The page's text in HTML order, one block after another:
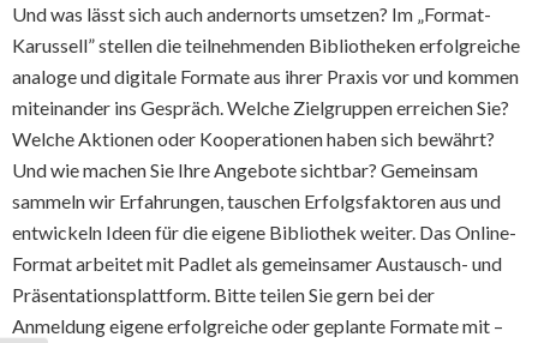
Und was lässt sich auch andernorts umsetzen? Im „Format-
Karussell” stellen die teilnehmenden Bibliotheken erfolgreiche
analoge und digitale Formate aus ihrer Praxis vor und kommen
miteinander ins Gespräch. Welche Zielgruppen erreichen Sie?
Welche Aktionen oder Kooperationen haben sich bewährt?
Und wie machen Sie Ihre Angebote sichtbar? Gemeinsam
sammeln wir Erfahrungen, tauschen Erfolgsfaktoren aus und
entwickeln Ideen für die eigene Bibliothek weiter. Das Online-
Format arbeitet mit Padlet als gemeinsamer Austausch- und
Präsentationsplattform. Bitte teilen Sie gern bei der
Anmeldung eigene erfolgreiche oder geplante Formate mit –